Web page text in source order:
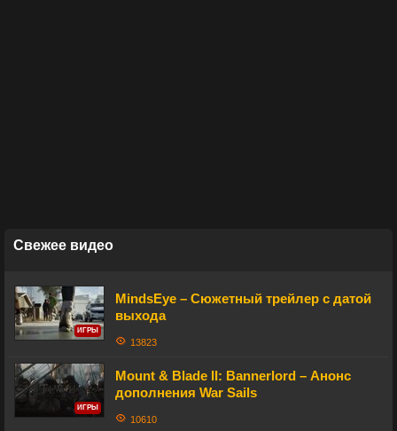
Свежее видео
ИГРЫ
MindsEye – Сюжетный трейлер с датой
выхода
13823
ИГРЫ
Mount & Blade II: Bannerlord – Анонс
дополнения War Sails
10610